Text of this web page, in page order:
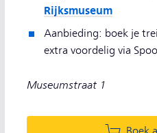
Rijksmuseum
Aanbieding: boek je
extra voordelig via
Museumstraat 1